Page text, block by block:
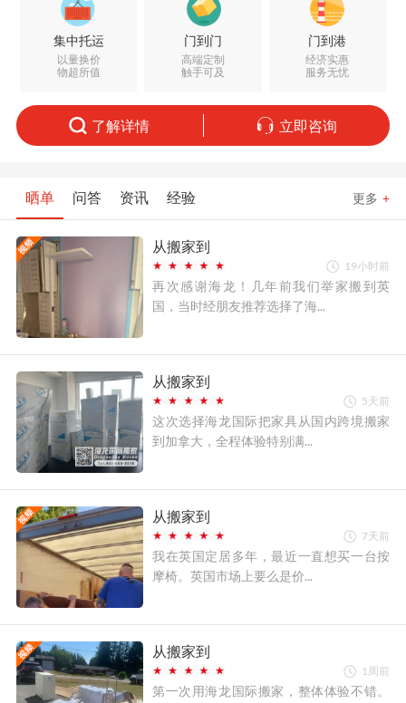
集中托运
以量换价
物超所值
门到门
高端定制
触手可及
门到港
经济实惠
服务无忧
了解详情 立即咨询
晒单 问答 资讯 经验 更多 +
从搬家到
19小时前
再次感谢海龙！几年前我们举家搬到英
国，当时经朋友推荐选择了海...
从搬家到
5天前
这次选择海龙国际把家具从国内跨境搬家
到加拿大，全程体验特别满...
从搬家到
7天前
我在英国定居多年，最近一直想买一台按
摩椅。英国市场上要么是价...
从搬家到
1周前
第一次用海龙国际搬家，整体体验不错。